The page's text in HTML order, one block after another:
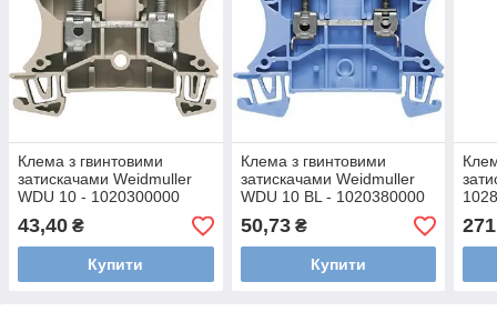
Клема з гвинтовими
затискачами Weidmuller
WDU 10 - 1020300000
43,40 ₴
Купити
Клема з гвинтовими
затискачами Weidmuller
WDU 10 BL - 1020380000
50,73₴
Купити